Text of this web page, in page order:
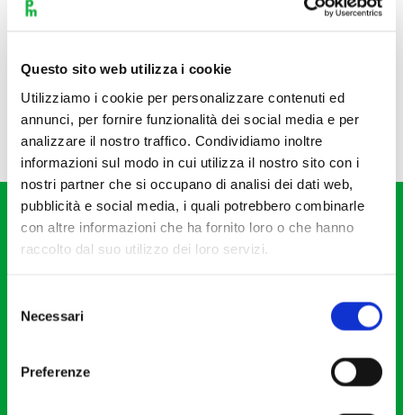
Questo sito web utilizza i cookie
Utilizziamo i cookie per personalizzare contenuti ed
annunci, per fornire funzionalità dei social media e per
analizzare il nostro traffico. Condividiamo inoltre
informazioni sul modo in cui utilizza il nostro sito con i
nostri partner che si occupano di analisi dei dati web,
pubblicità e social media, i quali potrebbero combinarle
con altre informazioni che ha fornito loro o che hanno
raccolto dal suo utilizzo dei loro servizi.
delNecessari
Preferenze
Fondazione I Pomeriggi Musicali
Partita Iva 04410060158